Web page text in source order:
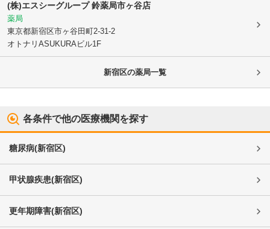
(株)エスシーグループ 鈴薬局市ヶ谷店
薬局
東京都新宿区市ヶ谷田町2-31-2
オトナリASUKURAビル1F
新宿区の薬局一覧
各条件で他の医療機関を探す
糖尿病(新宿区)
甲状腺疾患(新宿区)
更年期障害(新宿区)